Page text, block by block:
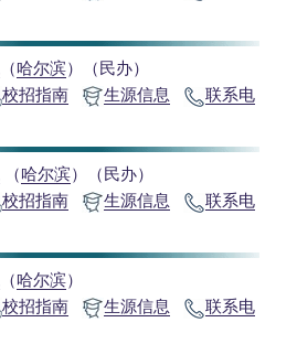
（哈尔滨）（民办）
校招指南 生源信息
联系电
（哈尔滨）（民办）
校招指南 生源信息
联系电
（哈尔滨）
校招指南 生源信息
联系电